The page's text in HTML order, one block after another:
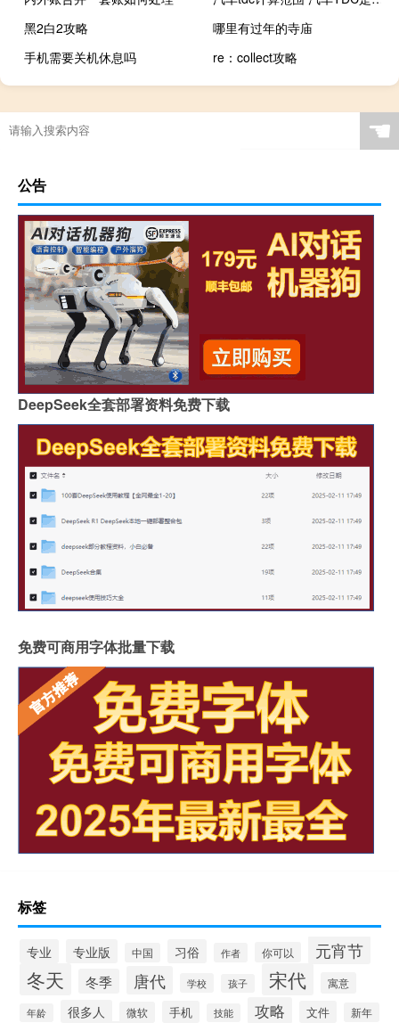
黑2白2攻略
哪里有过年的寺庙
手机需要关机休息吗
re：collect攻略
☚
公告
DeepSeek全套部署资料免费下载
免费可商用字体批量下载
标签
专业 专业版 中国 习俗 作者 你可以 元宵节
冬天 冬季 唐代 学校 孩子 宋代 寓意
年龄 很多人 微软 手机 技能 攻略 文件 新年